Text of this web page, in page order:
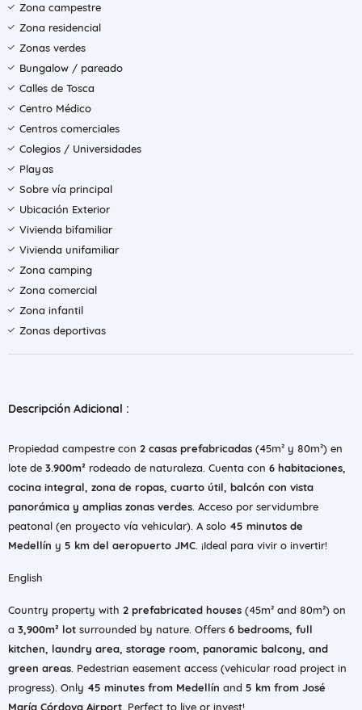
Zona campestre
Zona residencial
Zonas verdes
Bungalow / pareado
Calles de Tosca
Centro Médico
Centros comerciales
Colegios / Universidades
Playas
Sobre vía principal
Ubicación Exterior
Vivienda bifamiliar
Vivienda unifamiliar
Zona camping
Zona comercial
Zona infantil
Zonas deportivas
Descripción Adicional :
Propiedad campestre con 2 casas prefabricadas (45m² y 80m²) en
lote de 3.900m² rodeado de naturaleza. Cuenta con 6 habitaciones,
cocina integral, zona de ropas, cuarto útil, balcón con vista
panorámica y amplias zonas verdes . Acceso por servidumbre
peatonal (en proyecto vía vehicular). A solo 45 minutos de
Medellín y 5 km del aeropuerto JMC . ¡Ideal para vivir o invertir!
English
Country property with 2 prefabricated houses (45m² and 80m²) on
a 3,900m² lot surrounded by nature. Offers 6 bedrooms, full
kitchen, laundry area, storage room, panoramic balcony, and
green areas . Pedestrian easement access (vehicular road project in
progress). Only 45 minutes from Medellín and 5 km from José
María Córdova Airport . Perfect to live or invest!